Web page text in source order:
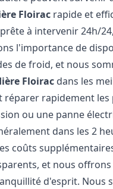
Floirac rapide et
à intervenir 24h/
l'importance de
de froid, et nous
Floirac dans les
rapidement les
ou une panne
dans les 2
coûts
et nous
d'esprit. Nous